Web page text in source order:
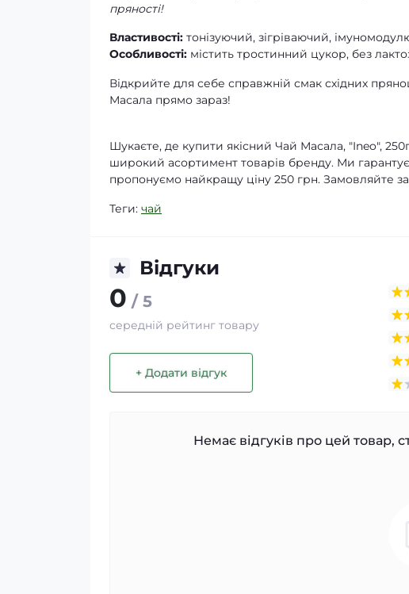
пряності!
Властивості: тонізуючий, зігріваючий,
Особливості: містить тростинний цукор, без
Відкрийте для себе справжній смак східних
Масала прямо зараз!
Шукаєте, де купити якісний Чай Масала, "Ineo",
широкий асортимент товарів бренду. Ми
пропонуємо найкращу ціну 250 грн. Замовляйте
Теги: чай
Відгуки
0 / 5
середній рейтинг товару
+ Додати відгук
Немає відгуків про цей товар,